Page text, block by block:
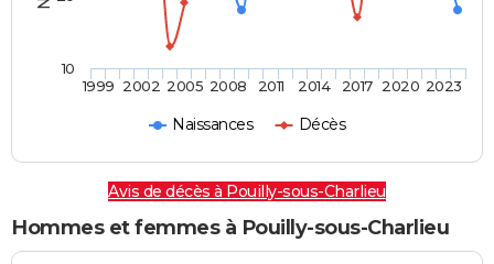
Naissances Décès
1999 2002 2005 2008 2011 2014 2017 2020 2023
10
Avis de décès à Pouilly-sous-Charlieu
Hommes et femmes à Pouilly-sous-Charlieu